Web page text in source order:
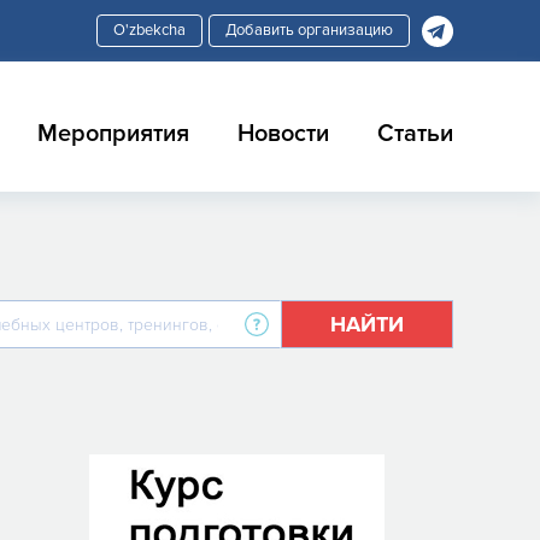
Добавить организацию
Мероприятия Новости Статьи
НАЙТИ